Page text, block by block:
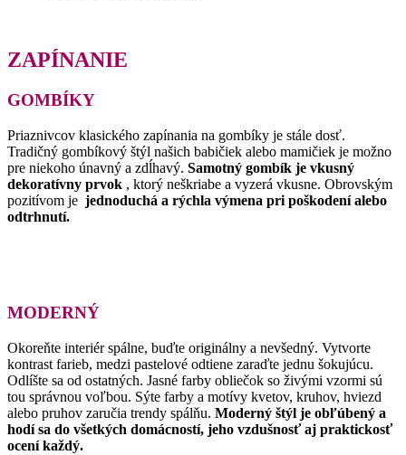
ZAPÍNANIE
GOMBÍKY
Priaznivcov klasického zapínania na gombíky je stále dosť.
Tradičný gombíkový štýl našich babičiek alebo mamičiek je možno
pre niekoho únavný a zdĺhavý. Samotný gombík je vkusný
dekoratívny prvok , ktorý neškriabe a vyzerá vkusne. Obrovským
pozitívom je jednoduchá a rýchla výmena pri poškodení alebo
odtrhnutí.
MODERNÝ
Okoreňte interiér spálne, buďte originálny a nevšedný. Vytvorte
kontrast farieb, medzi pastelové odtiene zaraďte jednu šokujúcu.
Odlíšte sa od ostatných. Jasné farby obliečok so živými vzormi sú
tou správnou voľbou. Sýte farby a motívy kvetov, kruhov, hviezd
alebo pruhov zaručia trendy spálňu. Moderný štýl je obľúbený a
hodí sa do všetkých domácností, jeho vzdušnosť aj praktickosť
ocení každý.